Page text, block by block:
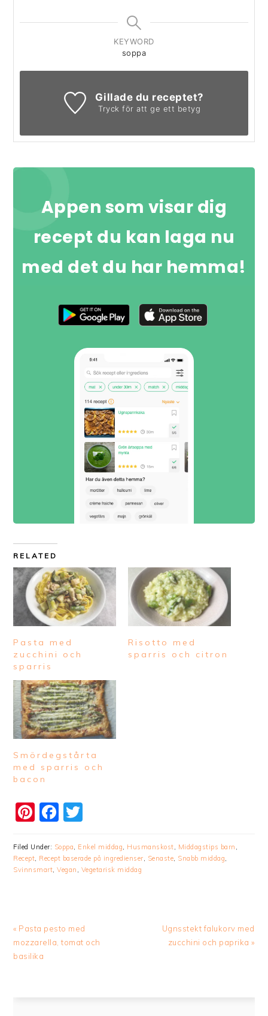
KEYWORD
soppa
Gillade du receptet?
Tryck för att ge ett betyg
Appen som visar dig
recept du kan laga nu
med det du har hemma!
RELATED
Pasta med
zucchini och
sparris
Risotto med
sparris och citron
Smördegstårta
med sparris och
bacon
Pinterest
Facebook
Filed Under: Soppa Enkel middag Husmanskost Middagstips barn
Recept Recept baserade på ingredienser Senaste Snabb middag
Svinnsmart ,Vegan Vegetarisk middag
Previous
Post:
« Pasta pesto med
mozzarella, tomat och
basilika
Next
Post:
Ugnsstekt falukorv med
zucchini och paprika »